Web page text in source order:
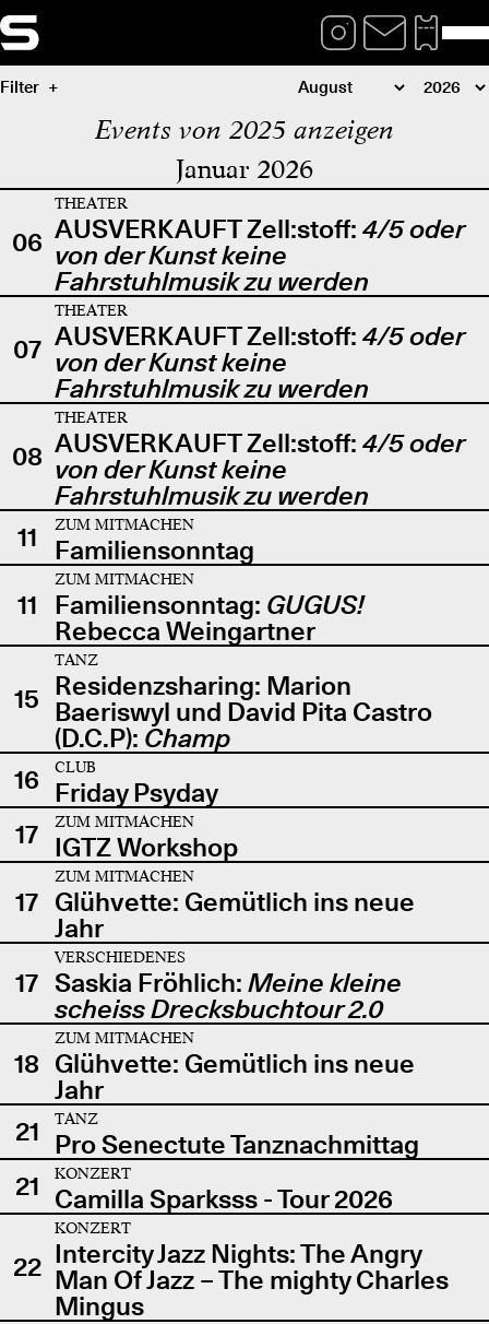
Filter
Events von 2025 anzeigen
Januar 2026
06
THEATER
AUSVERKAUFT Zell:stoff: 4/5 oder
von der Kunst keine
Fahrstuhlmusik zu werden
07
THEATER
AUSVERKAUFT Zell:stoff: 4/5 oder
von der Kunst keine
Fahrstuhlmusik zu werden
08
THEATER
AUSVERKAUFT Zell:stoff: 4/5 oder
von der Kunst keine
Fahrstuhlmusik zu werden
11
ZUM MITMACHEN
Familiensonntag
11
ZUM MITMACHEN
Familiensonntag: GUGUS!
Rebecca Weingartner
15
TANZ
Residenzsharing: Marion
Baeriswyl und David Pita Castro
(D.C.P): Champ
16
CLUB
Friday Psyday
17
ZUM MITMACHEN
IGTZ Workshop
17
ZUM MITMACHEN
Glühvette: Gemütlich ins neue
Jahr
17
VERSCHIEDENES
Saskia Fröhlich: Meine kleine
scheiss Drecksbuchtour 2.0
18
ZUM MITMACHEN
Glühvette: Gemütlich ins neue
Jahr
21
TANZ
Pro Senectute Tanznachmittag
21
KONZERT
Camilla Sparksss - Tour 2026
22
KONZERT
Intercity Jazz Nights: The Angry
Man Of Jazz – The mighty Charles
Mingus